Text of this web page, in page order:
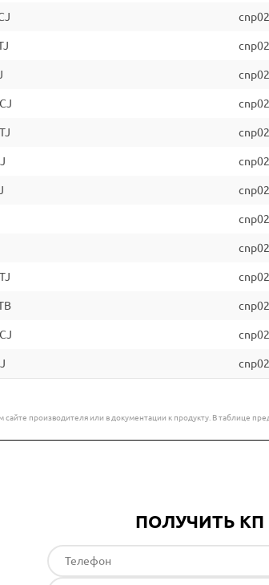
производителя или в документации к продукту. В таблице
ПОЛУЧИТЬ КП